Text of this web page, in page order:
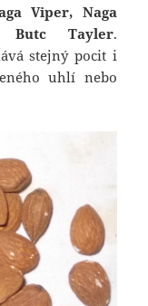
Viper, Naga
Butc Tayler.
stejný pocit i
uhlí nebo